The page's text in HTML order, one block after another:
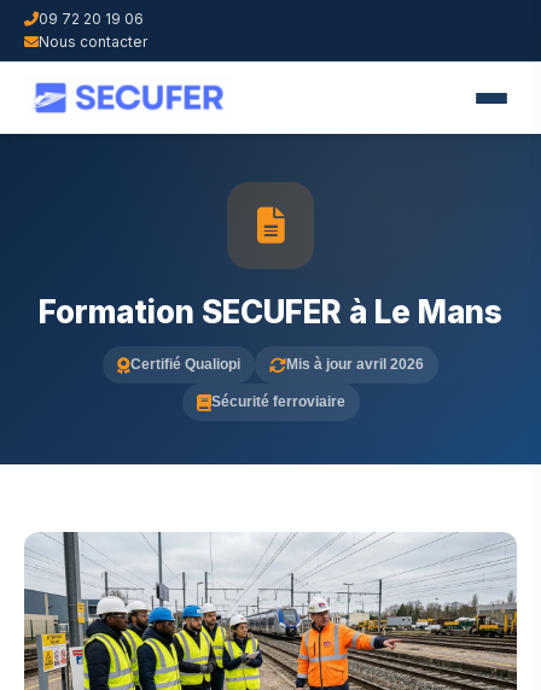
09 72 20 19 06
Nous contacter
Formation SECUFER à Le Mans
Certifié Qualiopi Mis à jour avril 2026
Sécurité ferroviaire